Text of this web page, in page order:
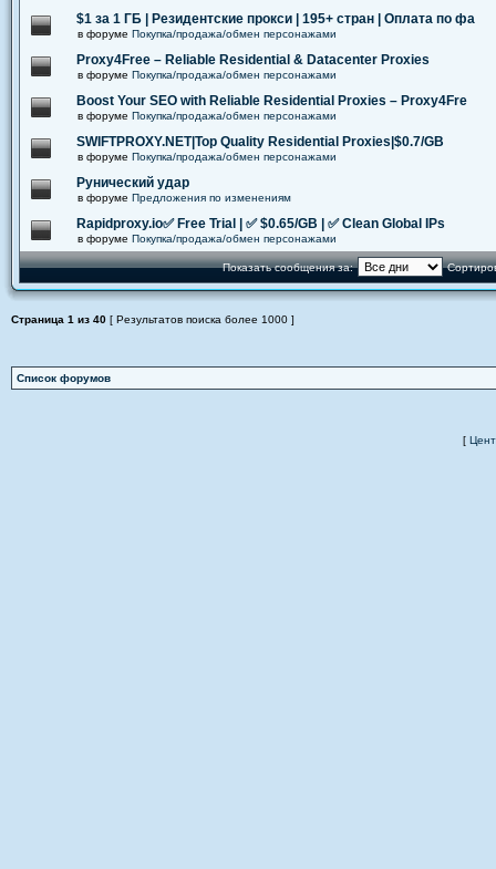
$1 за 1 ГБ | Резидентские прокси | 195+ стран | Оплата по фа
в форуме Покупка/продажа/обмен персонажами
Proxy4Free – Reliable Residential & Datacenter Proxies
в форуме Покупка/продажа/обмен персонажами
Boost Your SEO with Reliable Residential Proxies – Proxy4Fre
в форуме Покупка/продажа/обмен персонажами
SWIFTPROXY.NET|Top Quality Residential Proxies|$0.7/GB
в форуме Покупка/продажа/обмен персонажами
Рунический удар
в форуме Предложения по изменениям
Rapidproxy.io✅ Free Trial | ✅ $0.65/GB | ✅ Clean Global IPs
в форуме Покупка/продажа/обмен персонажами
Показать сообщения за:
Страница 1 из 40 [ Результатов поиска более 1000 ]
Список форумов
[